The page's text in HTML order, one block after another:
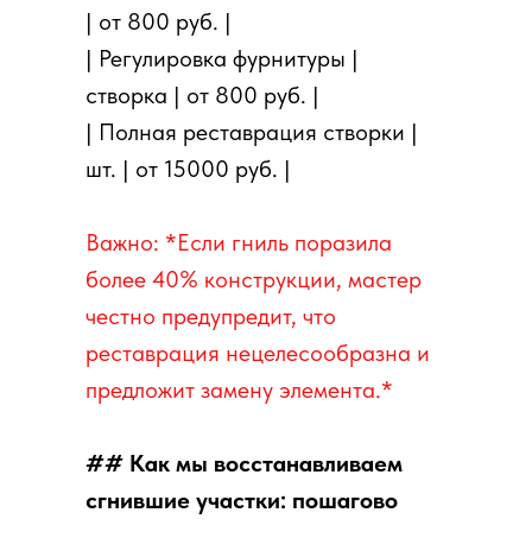
| от 800 руб. |
| Регулировка фурнитуры |
створка | от 800 руб. |
| Полная реставрация створки |
шт. | от 15000 руб. |
Важно: *Если гниль поразила
более 40% конструкции, мастер
честно предупредит, что
реставрация нецелесообразна и
предложит замену элемента.*
## Как мы восстанавливаем
сгнившие участки: пошагово